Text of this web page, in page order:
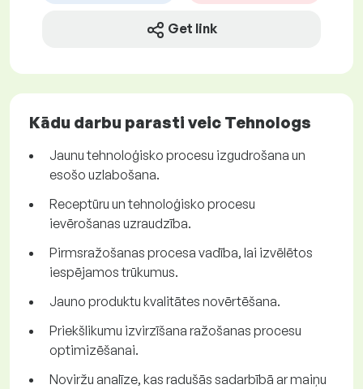
Get link
Kādu darbu parasti veic Tehnologs
Jaunu tehnoloģisko procesu izgudrošana un
esošo uzlabošana.
Receptūru un tehnoloģisko procesu
ievērošanas uzraudzība.
Pirmsražošanas procesa vadība, lai izvēlētos
iespējamos trūkumus.
Jauno produktu kvalitātes novērtēšana.
Priekšlikumu izvirzīšana ražošanas procesu
optimizēšanai.
Noviržu analīze, kas radušās sadarbībā ar maiņu